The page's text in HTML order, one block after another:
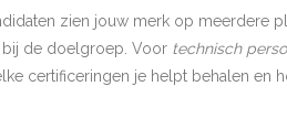
zien jouw merk op meerdere
bij de doelgroep. Voor technisch
certificeringen je helpt behalen en